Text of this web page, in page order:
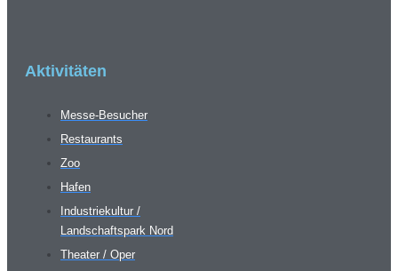
Aktivitäten
Messe-Besucher
Restaurants
Zoo
Hafen
Industriekultur /
Landschaftspark Nord
Theater / Oper